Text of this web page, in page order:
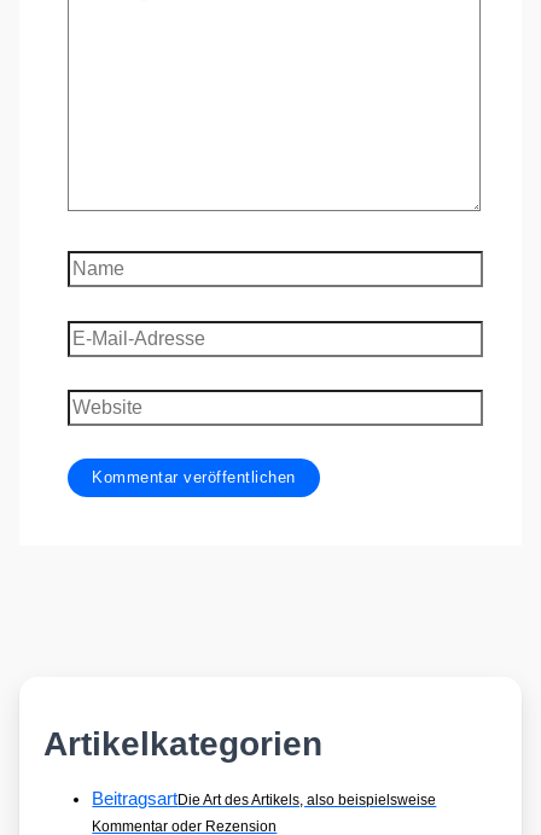
Name
E-
Mail-
Adresse
Website
Artikelkategorien
BeitragsartDie Art des Artikels, also beispielsweise
Kommentar oder Rezension